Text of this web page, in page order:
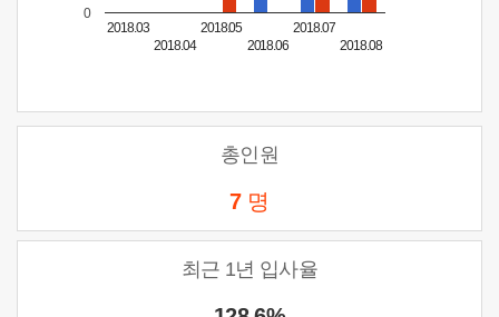
2018.03
2018.04
2018.05
2018.06
2018.07
2018.08
0
총인원
7 명
최근 1년 입사율